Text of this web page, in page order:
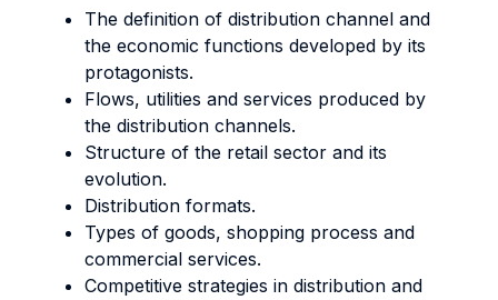
The definition of distribution channel and
the economic functions developed by its
protagonists.
Flows, utilities and services produced by
the distribution channels.
Structure of the retail sector and its
evolution.
Distribution formats.
Types of goods, shopping process and
commercial services.
Competitive strategies in distribution and